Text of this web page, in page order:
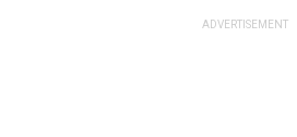
ADVERTISEMENT